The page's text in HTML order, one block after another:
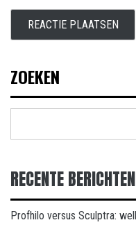
ZOEKEN
RECENTE BERICHTEN
Profhilo versus Sculptra: